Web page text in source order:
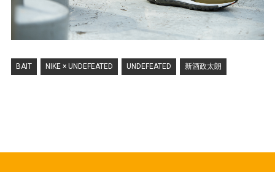
BAIT NIKE × UNDEFEATED UNDEFEATED 新酒政太朗